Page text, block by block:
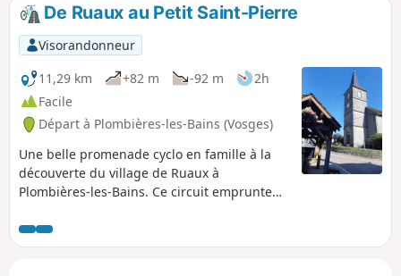
De Ruaux au Petit Saint-Pierre
Visorandonneur
11,29 km
+82 m -92 m
2h
Facile
Départ à Plombières-les-Bains (Vosges)
Une belle promenade cyclo en famille à la
découverte du village de Ruaux à
Plombières-les-Bains. Ce circuit emprunte
communales, ne comporte pas de difficultés
particulières et permet de découvrir de